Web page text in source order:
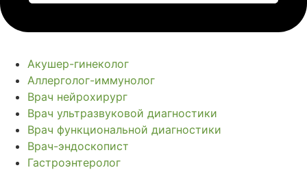
Акушер-гинеколог
Аллерголог-иммунолог
Врач нейрохирург
Врач ультразвуковой диагностики
Врач функциональной диагностики
Врач-эндоскопист
Гастроэнтеролог